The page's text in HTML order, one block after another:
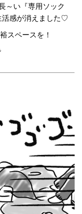
～い『専用ソック
活感が消えました♡
スペースを！